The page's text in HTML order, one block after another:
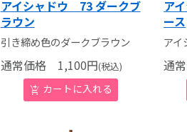
アイシャドウ 73 ダークブ
ラウン
引き締め色のダークブラウン
通常価格1,100円(税込)
ア
ース
アイ
通